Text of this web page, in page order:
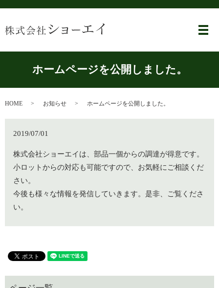
メ
ホームページを公開しました。
HOME お知らせ ホームページを公開しました。
2019/07/01
株式会社ショーエイは、部品一個からの調達が得意です。
小ロットからの対応も可能ですので、お気軽にご相談くだ
さい。
今後も様々な情報を発信していきます。是非、ご覧くださ
い。